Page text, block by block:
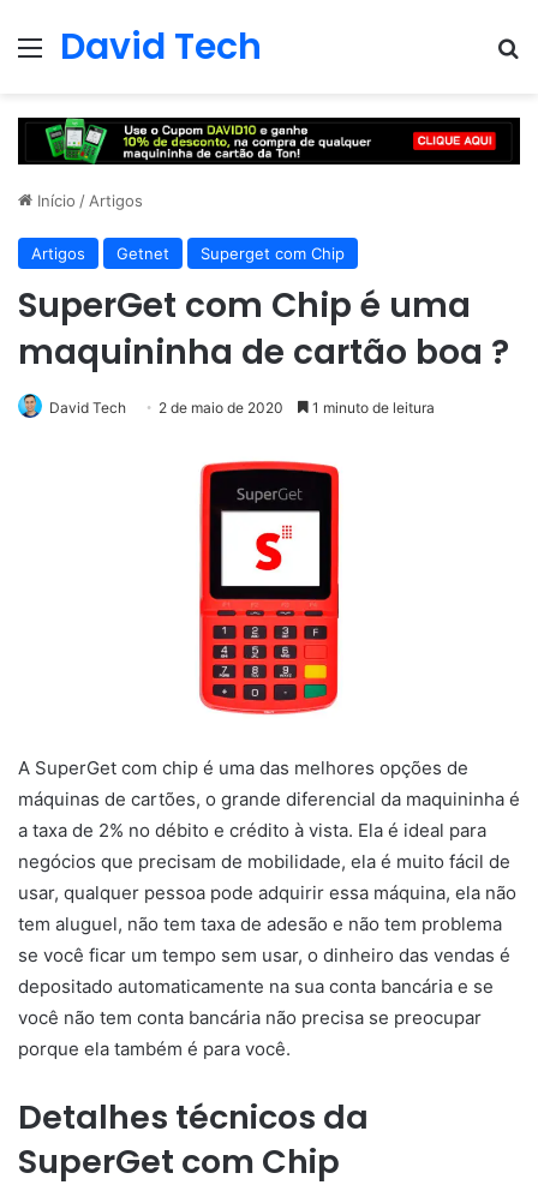
Menu
David Tech
Início / Artigos
Artigos Getnet Superget com Chip
SuperGet com Chip é uma
maquininha de cartão boa ?
David Tech 2 de maio de 2020 1 minuto de leitura
A SuperGet com chip é uma das melhores opções de
máquinas de cartões, o grande diferencial da maquininha é
a taxa de 2% no débito e crédito à vista. Ela é ideal para
negócios que precisam de mobilidade, ela é muito fácil de
usar, qualquer pessoa pode adquirir essa máquina, ela não
tem aluguel, não tem taxa de adesão e não tem problema
se você ficar um tempo sem usar, o dinheiro das vendas é
depositado automaticamente na sua conta bancária e se
você não tem conta bancária não precisa se preocupar
porque ela também é para você.
Detalhes técnicos da
SuperGet com Chip